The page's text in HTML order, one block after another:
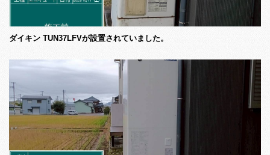
ダイキン TUN37LFVが設置されていました。